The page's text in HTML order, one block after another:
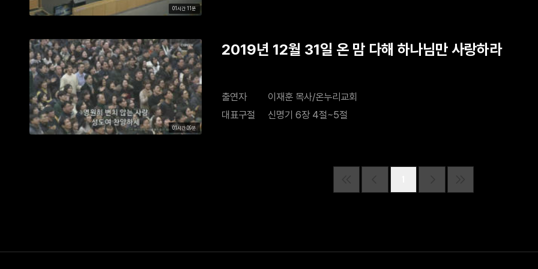
01시간 11분
01시간 09분
2019년 12월 31일 온 맘 다해 하나님만 사랑하라
출연자
이재훈 목사/온누리교회
대표구절
신명기 6장 4절~5절